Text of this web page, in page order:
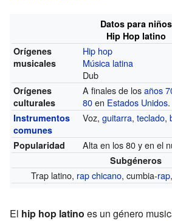
Datos para niños
Hip Hop latino
Orígenes
musicales
Hip hop
Música latina
Dub
Orígenes
culturales
A finales de losaños
80en Estados Unidos.
Instrumentos
comunes
Voz,guitarra,teclado,
Popularidad Alta en los 80 y en el
Subgéneros
Trap latino, rap chicano, cumbia-rap
El hip hop latino es un género